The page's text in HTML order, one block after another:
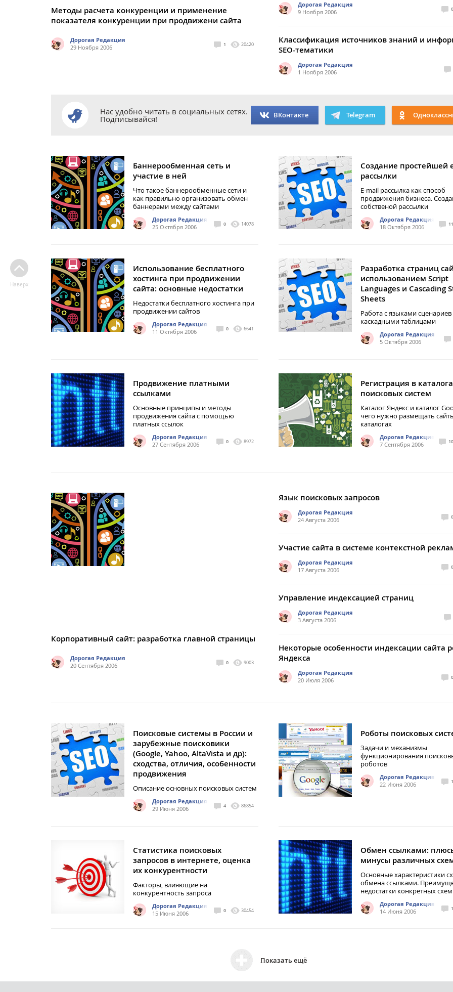
Методы расчета конкуренции и применение
показателя конкуренции при продвижени сайта
Дорогая Редакция
29 Ноября 2006
1 20420
Дорогая Редакция
9 Ноября 2006
0
Классификация источников знаний и
SEO-тематики
Дорогая Редакция
1 Ноября 2006
Нас удобно читать в социальных сетях.
Подписывайся! ВКонтакте Telegram
Баннерообменная сеть и
участие в ней
Что такое баннерообменные сети и
как правильно организовать обмен
баннерами между сайтами
Дорогая Редакция
25 Октября 2006
0 14078
Создание простейшей
рассылки
E-mail рассылка как способ
продвижения бизнеса.
собственой рассылки
Дорогая Редакция
18 Октября 2006
11
Использование бесплатного
хостинга при продвижении
сайта: основные недостатки
Недостатки бесплатного хостинга при
продвижении сайтов
Дорогая Редакция
11 Октября 2006
0 6641
Разработка страниц
использованием Script
Languages и Cascading
Sheets
Работа с языками сценариев
каскадными таблицами
Дорогая Редакция
5 Октября 2006
Продвижение платными
ссылками
Основные принципы и методы
продвижения сайта с помощью
платных ссылок
Дорогая Редакция
27 Сентября 2006
0 8972
Регистрация в
поисковых систем
Каталог Яндекс и каталог
чего нужно размещать
каталогах
Дорогая Редакция
7 Сентября 2006
10
Корпоративный сайт: разработка главной страницы
Дорогая Редакция
20 Сентября 2006
0 9003
Язык поисковых запросов
Дорогая Редакция
24 Августа 2006
0
Участие сайта в системе контекстной
Дорогая Редакция
17 Августа 2006
0
Управление индексацией страниц
Дорогая Редакция
3 Августа 2006
Некоторые особенности индексации сайта
Яндекса
Дорогая Редакция
20 Июля 2006
0
Поисковые системы в России и
зарубежные поисковики
(Google, Yahoo, AltaVista и др):
сходства, отличия, особенности
продвижения
Описание основных поисковых систем
Дорогая Редакция
29 Июня 2006
4 86854
Роботы поисковых
Задачи и механизмы
функционирования
роботов
Дорогая Редакция
22 Июня 2006
1
Статистика поисковых
запросов в интернете, оценка
их конкурентности
Факторы, влияющие на
конкурентность запроса
Дорогая Редакция
15 Июня 2006
0 30454
Обмен ссылками:
минусы различных
Основные характеристики
обмена ссылками.
недостатки конкретных схем
Дорогая Редакция
14 Июня 2006
1
Показать ещё
Наверх